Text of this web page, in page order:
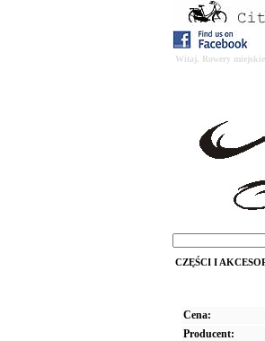
Witaj. Rowery
CZĘŚCI I
Cena:
Producent: